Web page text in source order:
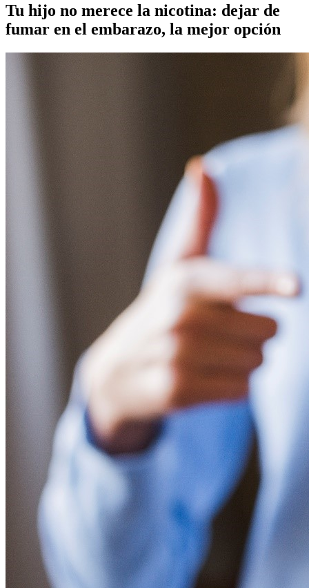
Tu hijo no merece la nicotina: dejar de
fumar en el embarazo, la mejor opción